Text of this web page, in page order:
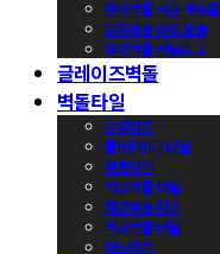
유리벽돌 시공 매뉴얼
유리벽돌 영상 모음
유리벽돌 카달로그
글레이즈벽돌
벽돌타일
수입타일
롱(와이드) 타일
점토타일
적고벽돌 타일
청고벽돌 타일
백고벽돌 타일
모노타일